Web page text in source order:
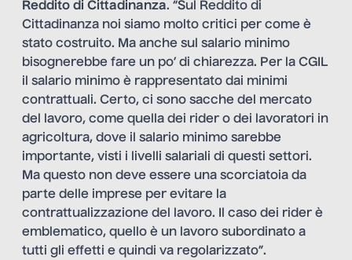
Reddito di Cittadinanza. “Sul Reddito di
Cittadinanza noi siamo molto critici per come è
stato costruito. Ma anche sul salario minimo
bisognerebbe fare un po’ di chiarezza. Per la CGIL
il salario minimo è rappresentato dai minimi
contrattuali. Certo, ci sono sacche del mercato
del lavoro, come quella dei rider o dei lavoratori in
agricoltura, dove il salario minimo sarebbe
importante, visti i livelli salariali di questi settori.
Ma questo non deve essere una scorciatoia da
parte delle imprese per evitare la
contrattualizzazione del lavoro. Il caso dei rider è
emblematico, quello è un lavoro subordinato a
tutti gli effetti e quindi va regolarizzato”.